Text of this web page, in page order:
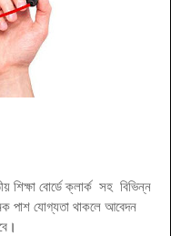
শিক্ষা বোর্ডে ক্লার্ক সহ বিভিন্ন
পাশ যোগ্যতা থাকলে আবেদন
।